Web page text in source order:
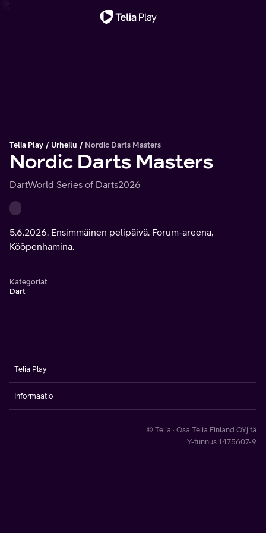
Telia Play Urheilu Nordic Darts Masters
Nordic Darts Masters
DartWorld Series of Darts2026
5.6.2026. Ensimmäinen pelipäivä. Forum-areena,
Kööpenhamina.
Kategoriat
Dart
Telia Play
Informaatio
© Telia · Osa Telia Finland OYj:tä
Y-tunnus 1475607-9